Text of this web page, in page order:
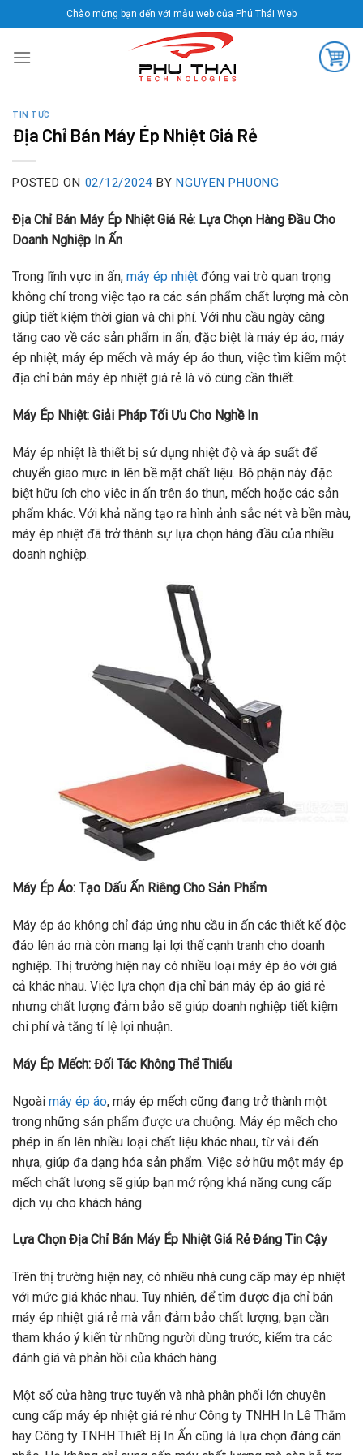
to
content
Chào mừng bạn đến với mẫu web của Phú Thái Web
TIN TỨC
Địa Chỉ Bán Máy Ép Nhiệt Giá Rẻ
POSTED ON 02/12/2024 BY NGUYEN PHUONG
Địa Chỉ Bán Máy Ép Nhiệt Giá Rẻ: Lựa Chọn Hàng Đầu Cho
Doanh Nghiệp In Ấn
Trong lĩnh vực in ấn, máy ép nhiệt đóng vai trò quan trọng
không chỉ trong việc tạo ra các sản phẩm chất lượng mà còn
giúp tiết kiệm thời gian và chi phí. Với nhu cầu ngày càng
tăng cao về các sản phẩm in ấn, đặc biệt là máy ép áo, máy
ép nhiệt, máy ép mếch và máy ép áo thun, việc tìm kiếm một
địa chỉ bán máy ép nhiệt giá rẻ là vô cùng cần thiết.
Máy Ép Nhiệt: Giải Pháp Tối Ưu Cho Nghề In
Máy ép nhiệt là thiết bị sử dụng nhiệt độ và áp suất để
chuyển giao mực in lên bề mặt chất liệu. Bộ phận này đặc
biệt hữu ích cho việc in ấn trên áo thun, mếch hoặc các sản
phẩm khác. Với khả năng tạo ra hình ảnh sắc nét và bền màu,
máy ép nhiệt đã trở thành sự lựa chọn hàng đầu của nhiều
doanh nghiệp.
Máy Ép Áo: Tạo Dấu Ấn Riêng Cho Sản Phẩm
Máy ép áo không chỉ đáp ứng nhu cầu in ấn các thiết kế độc
đáo lên áo mà còn mang lại lợi thế cạnh tranh cho doanh
nghiệp. Thị trường hiện nay có nhiều loại máy ép áo với giá
cả khác nhau. Việc lựa chọn địa chỉ bán máy ép áo giá rẻ
nhưng chất lượng đảm bảo sẽ giúp doanh nghiệp tiết kiệm
chi phí và tăng tỉ lệ lợi nhuận.
Máy Ép Mếch: Đối Tác Không Thể Thiếu
Ngoài máy ép áo, máy ép mếch cũng đang trở thành một
trong những sản phẩm được ưa chuộng. Máy ép mếch cho
phép in ấn lên nhiều loại chất liệu khác nhau, từ vải đến
nhựa, giúp đa dạng hóa sản phẩm. Việc sở hữu một máy ép
mếch chất lượng sẽ giúp bạn mở rộng khả năng cung cấp
dịch vụ cho khách hàng.
Lựa Chọn Địa Chỉ Bán Máy Ép Nhiệt Giá Rẻ Đáng Tin Cậy
Trên thị trường hiện nay, có nhiều nhà cung cấp máy ép nhiệt
với mức giá khác nhau. Tuy nhiên, để tìm được địa chỉ bán
máy ép nhiệt giá rẻ mà vẫn đảm bảo chất lượng, bạn cần
tham khảo ý kiến từ những người dùng trước, kiểm tra các
đánh giá và phản hồi của khách hàng.
Một số cửa hàng trực tuyến và nhà phân phối lớn chuyên
cung cấp máy ép nhiệt giá rẻ như Công ty TNHH In Lê Thắm
hay Công ty TNHH Thiết Bị In Ấn cũng là lựa chọn đáng cân